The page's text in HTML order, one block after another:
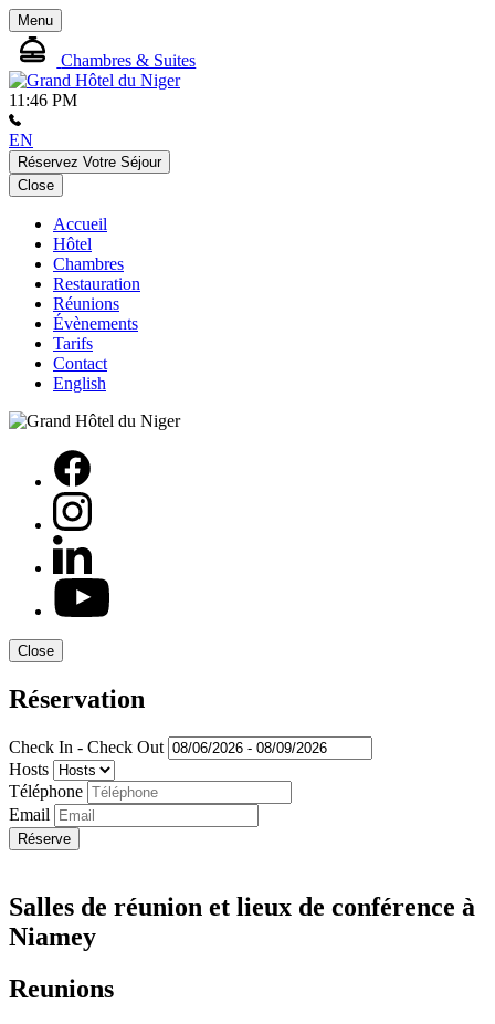
Menu
Chambres & Suites
11:46 PM
EN
Réservez Votre Séjour
Close
Accueil
Hôtel
Chambres
Restauration
Réunions
Évènements
Tarifs
Contact
English
Close
Réservation
Check In - Check Out
Hosts
Téléphone
Email
Réserve
Salles de réunion et lieux de conférence à
Niamey
Reunions